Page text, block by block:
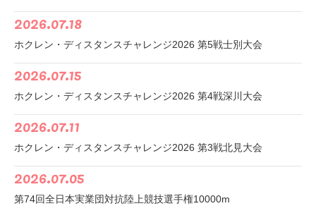
2026.07.18
ホクレン・ディスタンスチャレンジ2026 第5戦士別大会
2026.07.15
ホクレン・ディスタンスチャレンジ2026 第4戦深川大会
2026.07.11
ホクレン・ディスタンスチャレンジ2026 第3戦北見大会
2026.07.05
第74回全日本実業団対抗陸上競技選手権10000m